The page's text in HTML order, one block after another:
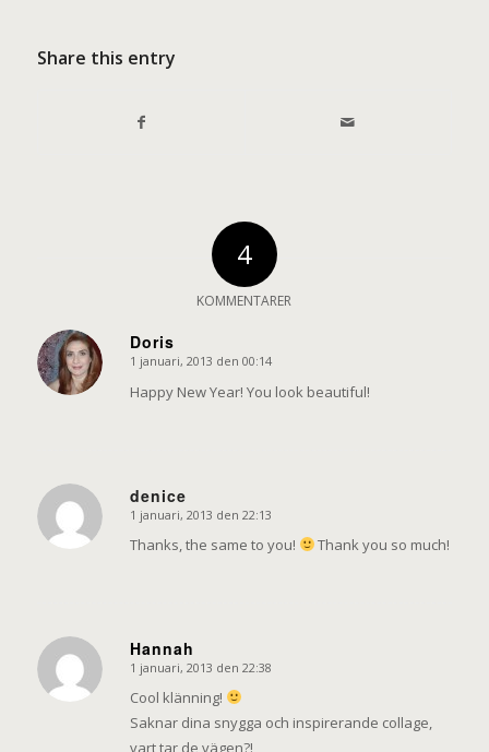
Share this entry
4
KOMMENTARER
Doris
says:
1 januari, 2013 den 00:14
Happy New Year! You look beautiful!
denice
says:
1 januari, 2013 den 22:13
Thanks, the same to you! Thank you so much!
Hannah
says:
1 januari, 2013 den 22:38
Cool klänning!
Saknar dina snygga och inspirerande collage,
vart tar de vägen?!